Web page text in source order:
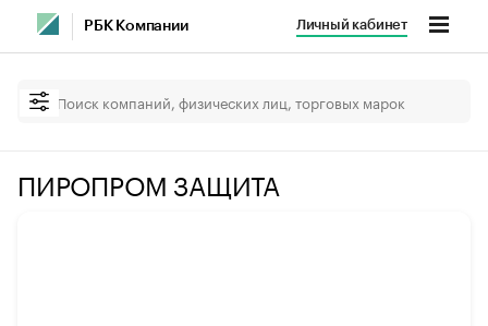
РБК Компании Личный кабинет
ПИРОПРОМ ЗАЩИТА